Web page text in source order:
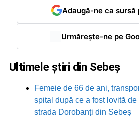
Adaugă-ne ca sursă
Urmărește-ne pe
Ultimele știri din Sebeș
Femeie de 66 de ani,
spital după ce a fost lovită
strada Dorobanți din Sebeș